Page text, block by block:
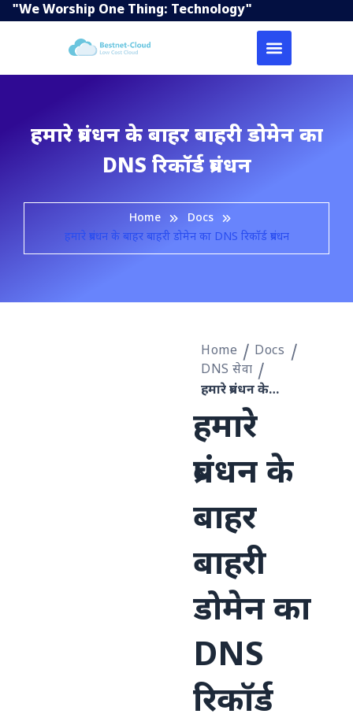
"We Worship One Thing: Technology"
हमारे प्रबंधन के बाहर बाहरी डोमेन का
DNS रिकॉर्ड प्रबंधन
Home
Docs
हमारे प्रबंधन के बाहर बाहरी डोमेन का DNS रिकॉर्ड प्रबंधन
Home
Docs
DNS सेवा
हमारे प्रबंधन के बाहर बाहरी डोमेन का DNS रिकॉर्ड प्रबंधन
हमारे
प्रबंधन के
बाहर
बाहरी
डोमेन का
DNS
रिकॉर्ड